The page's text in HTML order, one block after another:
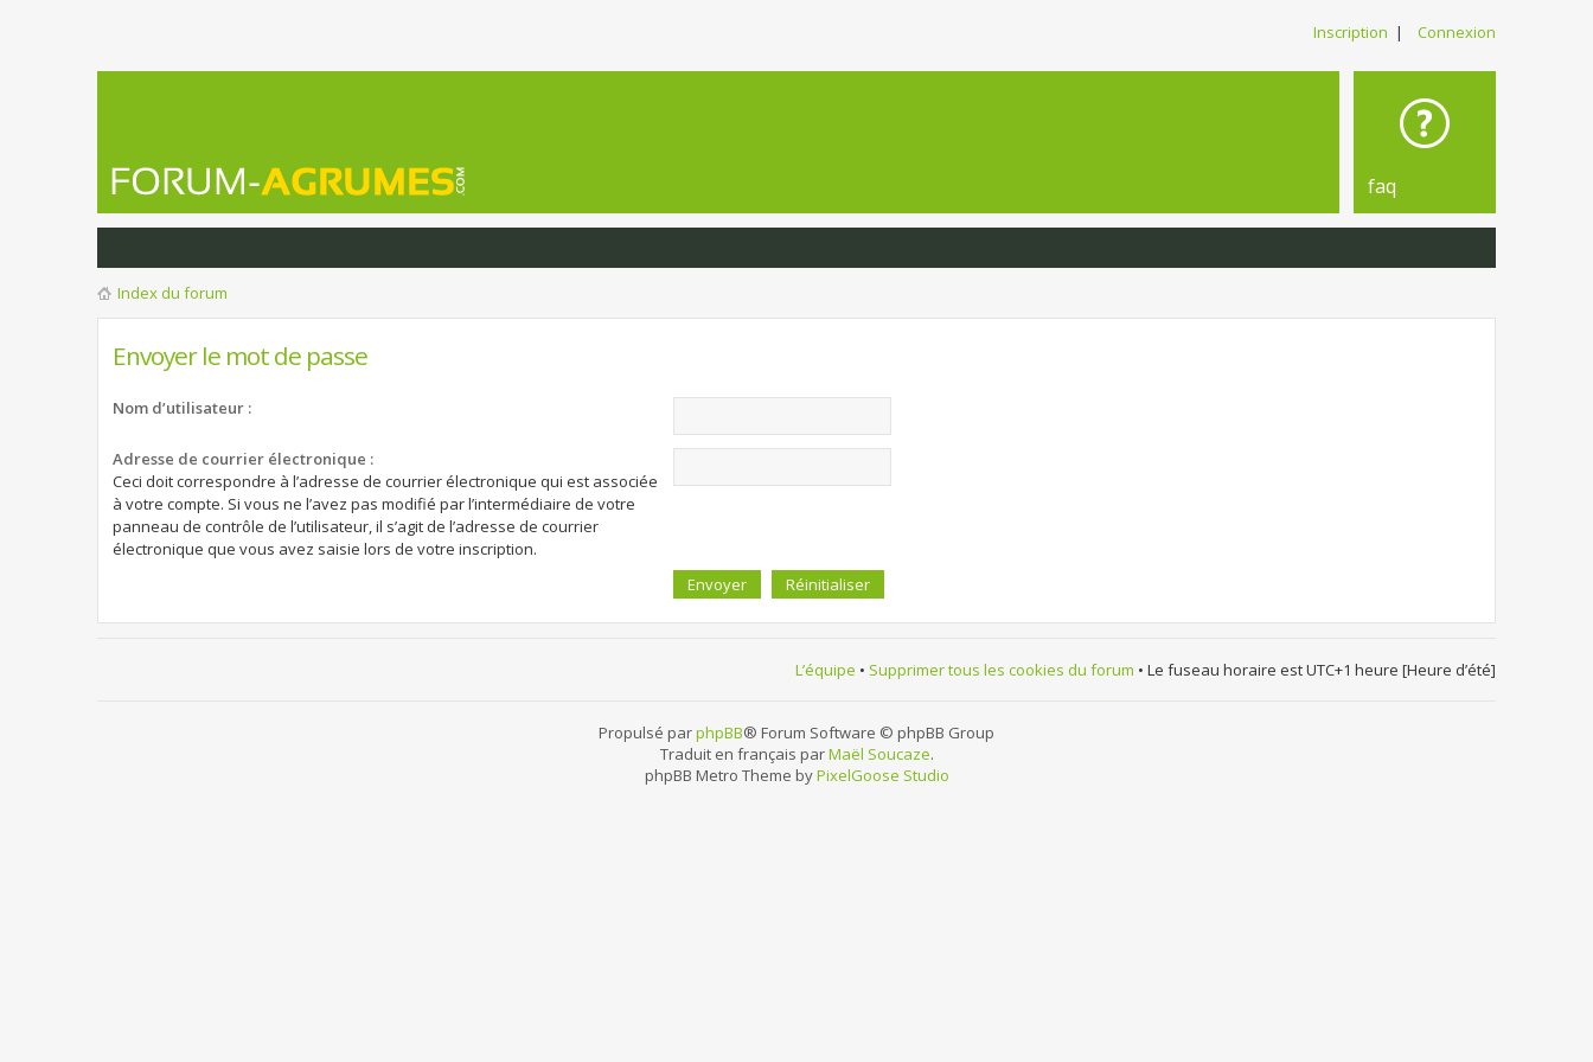
Inscription | Connexion
faq
Index du forum
Envoyer le mot de passe
Nom d’utilisateur :
Adresse de courrier électronique :
Ceci doit correspondre à l’adresse de courrier électronique qui est associée
à votre compte. Si vous ne l’avez pas modifié par l’intermédiaire de votre
panneau de contrôle de l’utilisateur, il s’agit de l’adresse de courrier
électronique que vous avez saisie lors de votre inscription.
L’équipe • Supprimer tous les cookies du forum • Le fuseau horaire est UTC+1 heure [Heure d’été]
Propulsé parphpBB® Forum Software © phpBB Group
Traduit en français parMaël Soucaze.
phpBB Metro Theme byPixelGoose Studio